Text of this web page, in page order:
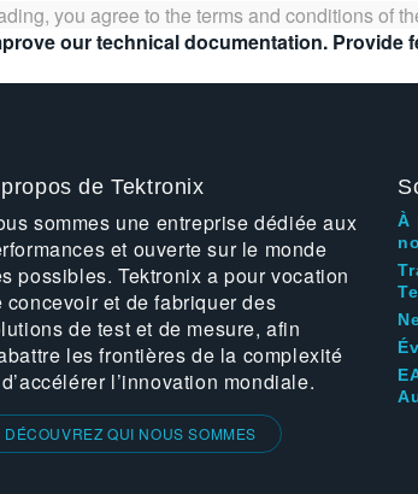
you agree to the terms and conditions of
our technical documentation. Provide
de Tektronix
sommes une entreprise dédiée aux
et ouverte sur le monde
possibles. Tektronix a pour vocation
concevoir et de fabriquer des
de test et de mesure, afin
les frontières de la complexité
l’innovation mondiale.
DÉCOUVREZ QUI NOUS SOMMES
À